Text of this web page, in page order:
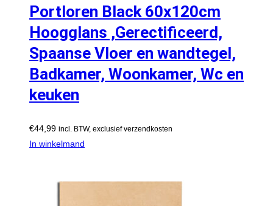
Portloren Black 60x120cm
Hoogglans ,Gerectificeerd,
Spaanse Vloer en wandtegel,
Badkamer, Woonkamer, Wc en
keuken
€44,99 incl. BTW, exclusief verzendkosten
In winkelmand